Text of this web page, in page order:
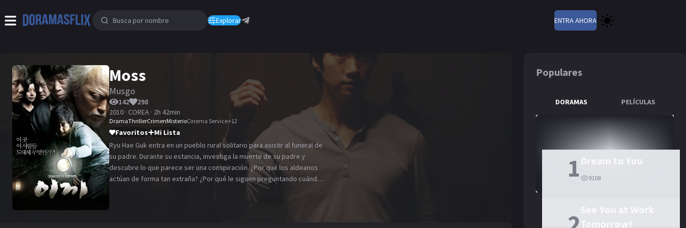
Explorar ENTRA AHORA
Moss
Musgo
142
298
2010 · COREA · 2h 42min
DramaThrillerCrimenMisterioCinema Service+12
Favoritos
Mi Lista
Ryu Hae Guk entra en un pueblo rural solitario para asistir al funeral de
su padre. Durante su estancia, investiga la muerte de su padre y
descubre lo que parece ser una conspiración. ¿Por qué los aldeanos
actúan de forma tan extraña? ¿Por qué le siguen preguntando cuándo
regresará a Seúl? El hombre se enfrenta al líder de la aldea, Cheon
Populares
DORAMAS PELÍCULAS
1 Dream to You
9108
Tomorrow!